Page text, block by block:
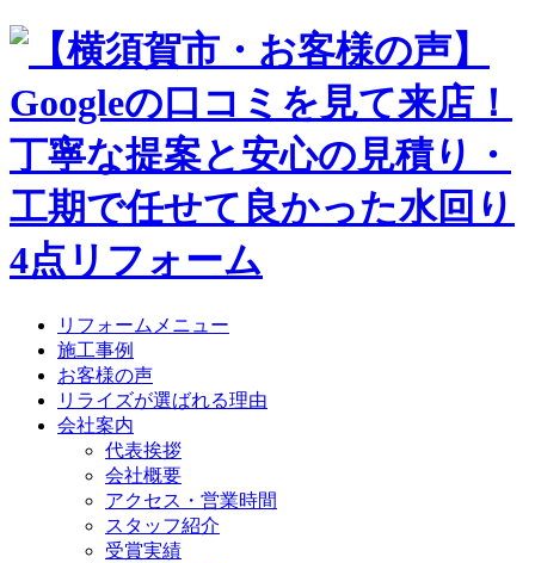
リフォームメニュー
施工事例
お客様の声
リライズが選ばれる理由
会社案内
代表挨拶
会社概要
アクセス・営業時間
スタッフ紹介
受賞実績